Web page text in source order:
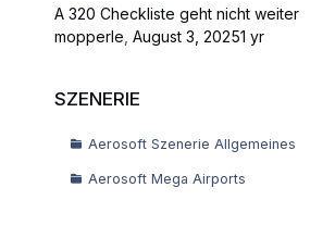
A 320 Checkliste geht nicht weiter
mopperle ,August 3, 20251 yr
SZENERIE
Aerosoft Szenerie Allgemeines
Aerosoft Mega Airports